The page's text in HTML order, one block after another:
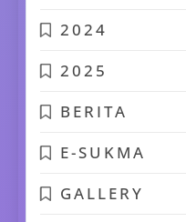
2024
2025
BERITA
E-SUKMA
GALLERY